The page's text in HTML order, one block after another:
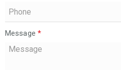
Message *